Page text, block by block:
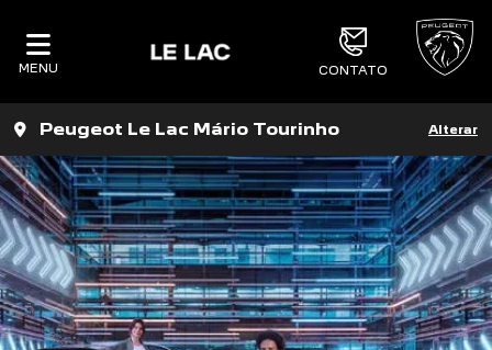
MENU CONTATO
Peugeot Le Lac Mário Tourinho Alterar